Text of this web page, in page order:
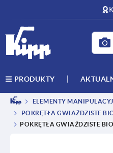
PRODUKTY
ELEMENTY
POKRĘTŁA GWIAŹDZISTE
POKRĘTŁA GWIAŹDZISTE